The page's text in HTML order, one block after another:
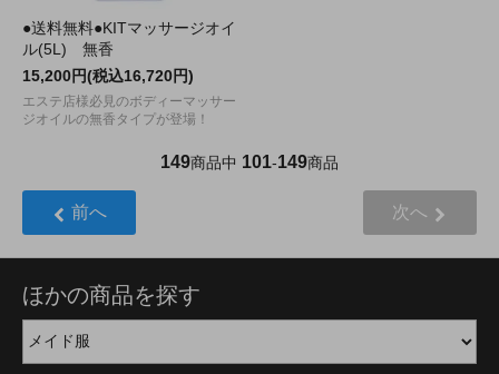
●送料無料●KITマッサージオイ
ル(5L) 無香
15,200円(税込16,720円)
エステ店様必見のボディーマッサー
ジオイルの無香タイプが登場！
149商品中 101-149商品
前へ 次へ
ほかの商品を探す